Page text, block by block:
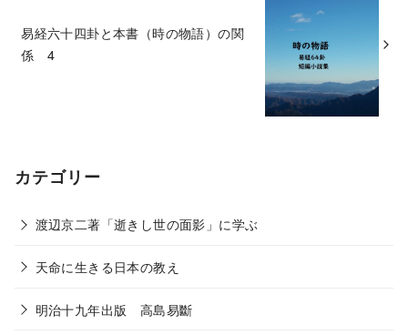
易経六十四卦と本書（時の物語）の関
係 4
カテゴリー
渡辺京二著「逝きし世の面影」に学ぶ
天命に生きる日本の教え
明治十九年出版 高島易斷